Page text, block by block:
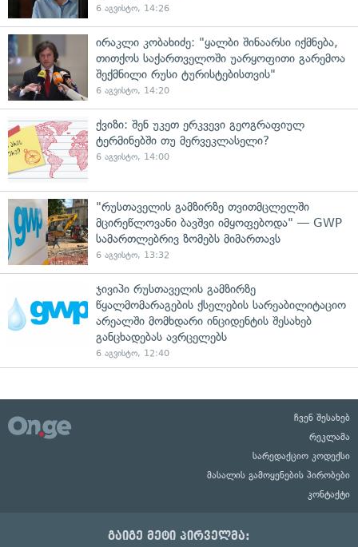
6 აგვისტო, 14:26
ირაკლი კობახიძე: "ყალბი შინაარსი იქმნება,
თითქოს საქართველოში უარყოფითი გარემოა
შექმნილი რუსი ტურისტებისთვის"
6 აგვისტო, 14:20
ქვიზი: შენ უკეთ ერკვევი გეოგრაფიულ
ტერმინებში თუ მერვეკლასელი?
6 აგვისტო, 14:00
"რუსთაველის გამზირზე თვითმცლელში
მცირეწლოვანი ბავშვი იმყოფებოდა" — GWP
სამართლებრივ ზომებს მიმართავს
6 აგვისტო, 13:32
ჯივიპი რუსთაველის გამზირზე
წყალმომარაგების ქსელების სარეაბილიტაციო
არეალში მომხდარი ინციდენტის შესახებ
განცხადებას ავრცელებს
6 აგვისტო, 12:40
ჩვენ შესახებ
რეკლამა
სარედაქციო კოდექსი
მასალის გამოყენების პირობები
კონტაქტი
გაიგე მეტი პირველმა: